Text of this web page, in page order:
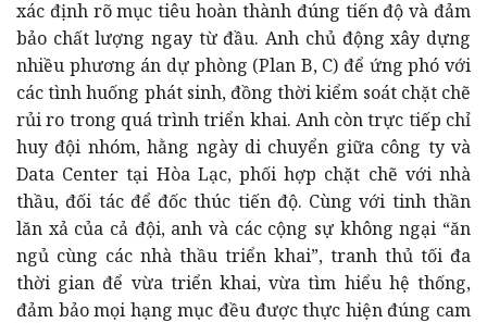
xác định rõ mục tiêu hoàn thành đúng tiến độ và đảm
bảo chất lượng ngay từ đầu. Anh chủ động xây dựng
nhiều phương án dự phòng (Plan B, C) để ứng phó với
các tình huống phát sinh, đồng thời kiểm soát chặt chẽ
rủi ro trong quá trình triển khai. Anh còn trực tiếp chỉ
huy đội nhóm, hằng ngày di chuyển giữa công ty và
Data Center tại Hòa Lạc, phối hợp chặt chẽ với nhà
thầu, đối tác để đốc thúc tiến độ. Cùng với tinh thần
lăn xả của cả đội, anh và các cộng sự không ngại “ăn
ngủ cùng các nhà thầu triển khai”, tranh thủ tối đa
thời gian để vừa triển khai, vừa tìm hiểu hệ thống,
đảm bảo mọi hạng mục đều được thực hiện đúng cam